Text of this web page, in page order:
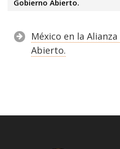
Gobierno Abierto.
México en la
Abierto.